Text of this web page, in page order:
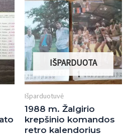
IŠPARDUOTA
Išparduotuvė
1988 m. Žalgirio
krepšinio komandos
retro kalendorius